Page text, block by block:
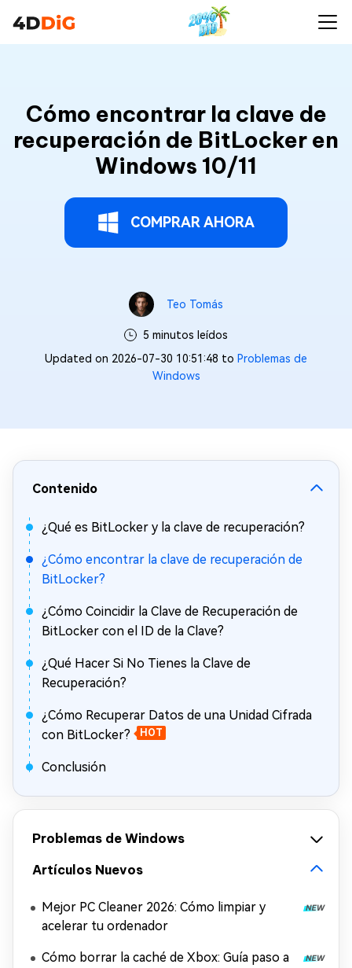
Cómo encontrar la clave de
recuperación de BitLocker en
Windows 10/11
COMPRAR AHORA
Teo Tomás
5 minutos leídos
Updated on 2026-07-30 10:51:48 to Problemas de
Windows
Contenido
¿Qué es BitLocker y la clave de recuperación?
¿Cómo encontrar la clave de recuperación de
BitLocker?
¿Cómo Coincidir la Clave de Recuperación de
BitLocker con el ID de la Clave?
¿Qué Hacer Si No Tienes la Clave de
Recuperación?
¿Cómo Recuperar Datos de una Unidad Cifrada
con BitLocker?
HOT
Conclusión
Problemas de Windows
Artículos Nuevos
Mejor PC Cleaner 2026: Cómo limpiar y
acelerar tu ordenador
Cómo borrar la caché de Xbox: Guía paso a